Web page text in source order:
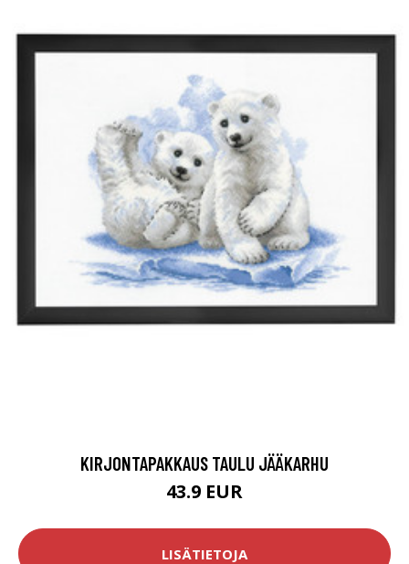
KIRJONTAPAKKAUS TAULU JÄÄKARHU
43.9 EUR
LISÄTIETOJA